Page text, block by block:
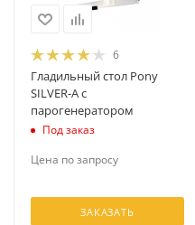
6
Гладильный стол Pony
SILVER-А с
парогенератором
Под заказ
Цена по запросу
ЗАКАЗАТЬ